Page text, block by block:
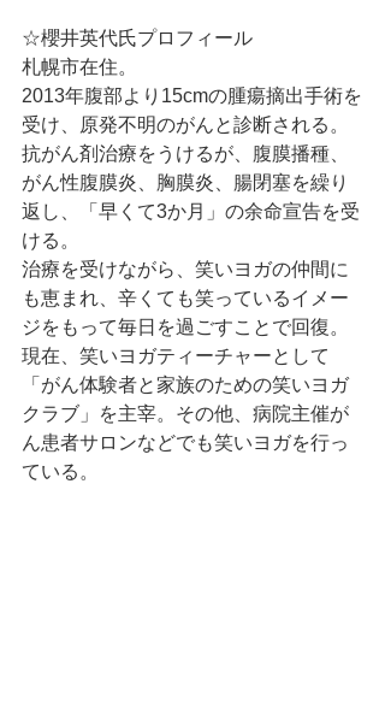
☆櫻井英代氏プロフィール
札幌市在住。
2013年腹部より15cmの腫瘍摘出手術を
受け、原発不明のがんと診断される。
抗がん剤治療をうけるが、腹膜播種、
がん性腹膜炎、胸膜炎、腸閉塞を繰り
返し、「早くて3か月」の余命宣告を受
ける。
治療を受けながら、笑いヨガの仲間に
も恵まれ、辛くても笑っているイメー
ジをもって毎日を過ごすことで回復。
現在、笑いヨガティーチャーとして
「がん体験者と家族のための笑いヨガ
クラブ」を主宰。その他、病院主催が
ん患者サロンなどでも笑いヨガを行っ
ている。